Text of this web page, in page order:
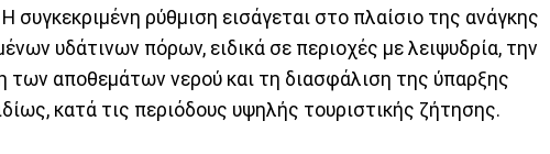
συγκεκριμένη ρύθμιση εισάγεται στο πλαίσιο της ανάγκης
υδάτινων πόρων, ειδικά σε περιοχές με λειψυδρία, την
των αποθεμάτων νερού και τη διασφάλιση της ύπαρξης
κατά τις περιόδους υψηλής τουριστικής ζήτησης.